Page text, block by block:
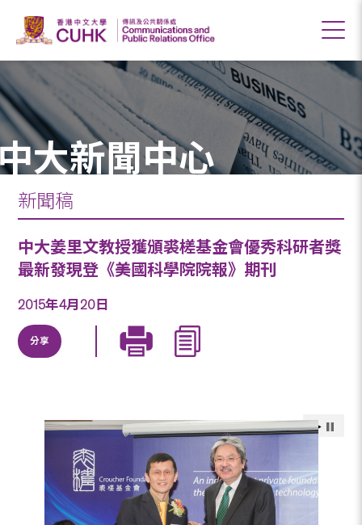
大新聞中心
新聞稿
中大姜里文教授獲頒裘槎基金會優秀科研者獎
最新發現登《美國科學院院報》期刊
2015年4月20日
分享